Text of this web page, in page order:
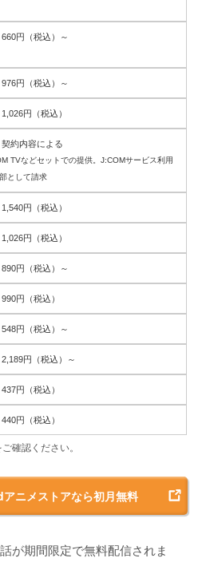
660円（税込）～
976円（税込）～
円（税込）
契約内容による
TVなどセットでの提供。J:COMサービス利用
として請求
円（税込）
円（税込）
890円（税込）～
円（税込）
548円（税込）～
2,189円（税込）～
円（税込）
円（税込）
確認ください。
アニメストアなら初月無料
が期間限定で無料配信されま